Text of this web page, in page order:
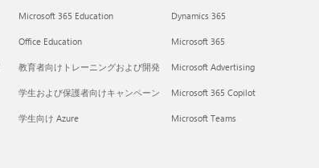
Microsoft 365 Education
Office Education
教育者向けトレーニングおよび開発
学生および保護者向けキャンペーン
学生向け Azure
Dynamics 365
Microsoft 365
Microsoft Advertising
Microsoft 365 Copilot
Microsoft Teams